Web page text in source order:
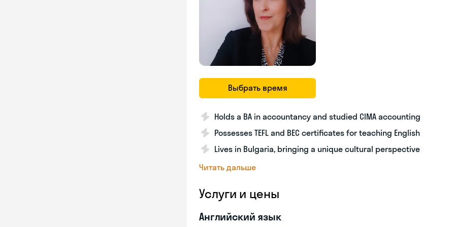
Выбрать время
Holds a BA in accountancy and studied CIMA accounting
Possesses TEFL and BEC certificates for teaching English
Lives in Bulgaria, bringing a unique cultural perspective
Читать дальше
Услуги и цены
Английский язык